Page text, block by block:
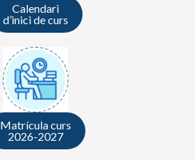
Calendari
d’inici de curs
Matrícula curs
2026-2027